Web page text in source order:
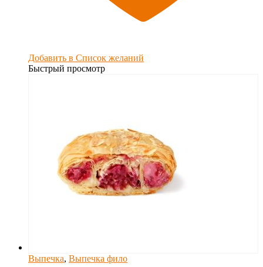
Добавить в Список желаний
Быстрый просмотр
Выпечка, Выпечка фило